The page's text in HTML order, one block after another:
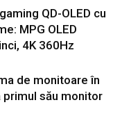
QD-OLED cu
MPG OLED
4K 360Hz
de monitoare în
primul său monitor